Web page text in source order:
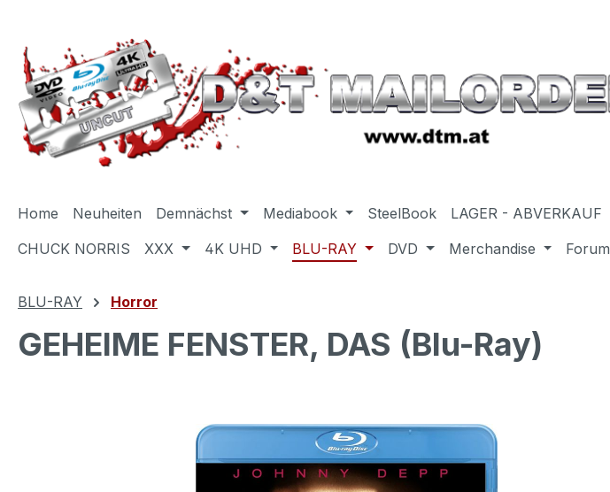
Home Neuheiten Demnächst Mediabook SteelBook LAGER - ABVERKAUF
CHUCK NORRIS
XXX 4K UHD BLU-RAY DVD Merchandise Forum
BLU-RAY Horror
GEHEIME FENSTER, DAS (Blu-Ray)